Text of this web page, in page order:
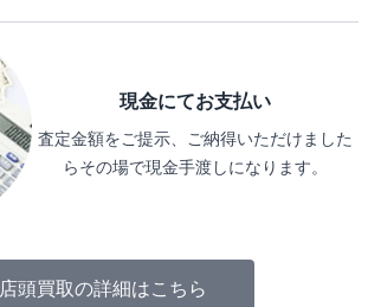
現金にてお支払い
査定金額をご提示、ご納得いただけました
らその場で現金手渡しになります。
店頭買取の詳細はこちら